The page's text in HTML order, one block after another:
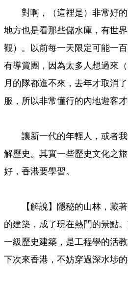
對啊，（這裡是）非常好的
地方也是看那些儲水庫，有世
觀）。以前每一天限定可能一
有導賞團，因為太多人想過來
月的隊都進不來，去年才取消
服，所以非常懂行的內地遊客才
讓新一代的年輕人，或者我
解歷史。其實一些歷史文化之
好，香港要學習。
【解說】隱秘的山林，藏著
的建築，成了現在熱門的景點
一級歷史建築，是工程學的活
下次來香港，不妨穿過深水埗的